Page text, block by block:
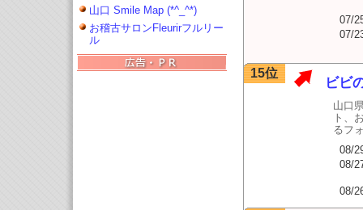
山口 Smile Map (*^_^*)
お稽古サロンFleurirフルリー
ル
07/
07/
15位
ビビ
山口
ト、
るフ
08/
08/
08/